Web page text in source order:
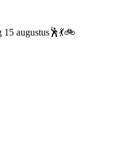
augustus🕺💃🚲